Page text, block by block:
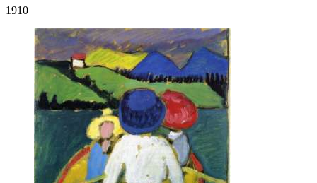
1910